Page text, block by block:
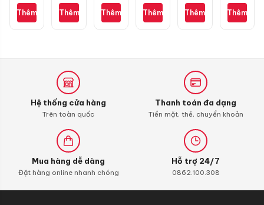
100/70-
17
Thêm
(chính
hãng)
Thêm
Air
Blade
Thêm
dầu
cho
Thêm
0.8L
Thêm
1L
Thêm
Hệ thống cửa hàng
Trên toàn quốc
Thanh toán đa dạng
Tiền mặt, thẻ, chuyển khoản
Mua hàng dễ dàng
Đặt hàng online nhanh chóng
Hỗ trợ 24/7
0862.100.308